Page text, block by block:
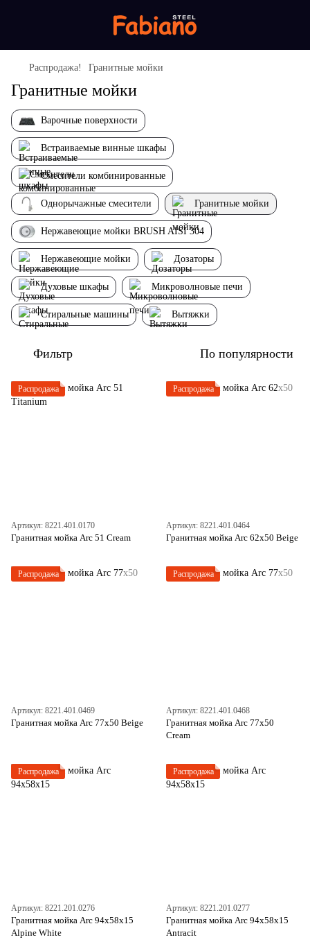
Распродажа! Гранитные мойки
Гранитные мойки
Варочные поверхности
Встраиваемые винные шкафы
Смесители комбинированные
Однорычажные смесители Гранитные мойки
Нержавеющие мойки BRUSH AISI 304
Нержавеющие мойки Дозаторы
Духовые шкафы Микроволновые печи
Стиральные машины Вытяжки
Фильтр По популярности
Распродажа
Артикул: 8221.401.0170
Гранитная мойка Arc 51 Cream
Распродажа
Артикул: 8221.401.0464
Гранитная мойка Arc 62x50 Beige
Распродажа
Артикул: 8221.401.0469
Гранитная мойка Arc 77x50 Beige
Распродажа
Артикул: 8221.401.0468
Гранитная мойка Arc 77x50
Cream
Распродажа
Артикул: 8221.201.0276
Гранитная мойка Arc 94x58x15
Alpine White
Распродажа
Артикул: 8221.201.0277
Гранитная мойка Arc 94x58x15
Antracit